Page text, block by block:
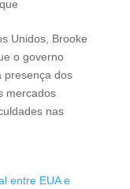
Unidos, Brooke
o governo
presença dos
mercados
nas